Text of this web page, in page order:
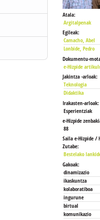
Atala:
Argitalpenak
Egileak:
Camacho, Abel
Lonbide, Pedro
Dokumentu-
e-Hizpide
Jakintza -arloak:
Teknologia
Didaktika
Irakasten-arloak:
Esperientziak
e-Hizpide
88
Saila e-Hizpide /
Zutabe:
Bestelako
Gakoak:
dinamizazio
ikaskuntza
kolaboratiboa
ingurune
birtual
komunikazio